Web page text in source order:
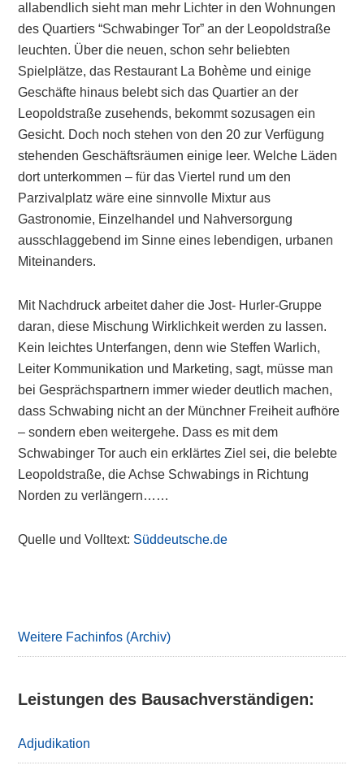
allabendlich sieht man mehr Lichter in den Wohnungen
des Quartiers “Schwabinger Tor” an der Leopoldstraße
leuchten. Über die neuen, schon sehr beliebten
Spielplätze, das Restaurant La Bohème und einige
Geschäfte hinaus belebt sich das Quartier an der
Leopoldstraße zusehends, bekommt sozusagen ein
Gesicht. Doch noch stehen von den 20 zur Verfügung
stehenden Geschäftsräumen einige leer. Welche Läden
dort unterkommen – für das Viertel rund um den
Parzivalplatz wäre eine sinnvolle Mixtur aus
Gastronomie, Einzelhandel und Nahversorgung
ausschlaggebend im Sinne eines lebendigen, urbanen
Miteinanders.
Mit Nachdruck arbeitet daher die Jost- Hurler-Gruppe
daran, diese Mischung Wirklichkeit werden zu lassen.
Kein leichtes Unterfangen, denn wie Steffen Warlich,
Leiter Kommunikation und Marketing, sagt, müsse man
bei Gesprächspartnern immer wieder deutlich machen,
dass Schwabing nicht an der Münchner Freiheit aufhöre
– sondern eben weitergehe. Dass es mit dem
Schwabinger Tor auch ein erklärtes Ziel sei, die belebte
Leopoldstraße, die Achse Schwabings in Richtung
Norden zu verlängern……
Quelle und Volltext: Süddeutsche.de
Weitere Fachinfos (Archiv)
Leistungen des Bausachverständigen:
Adjudikation